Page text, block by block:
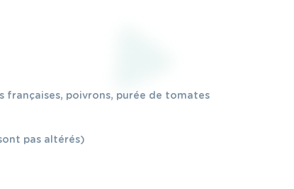
françaises, poivrons, purée de tomates
pas altérés)